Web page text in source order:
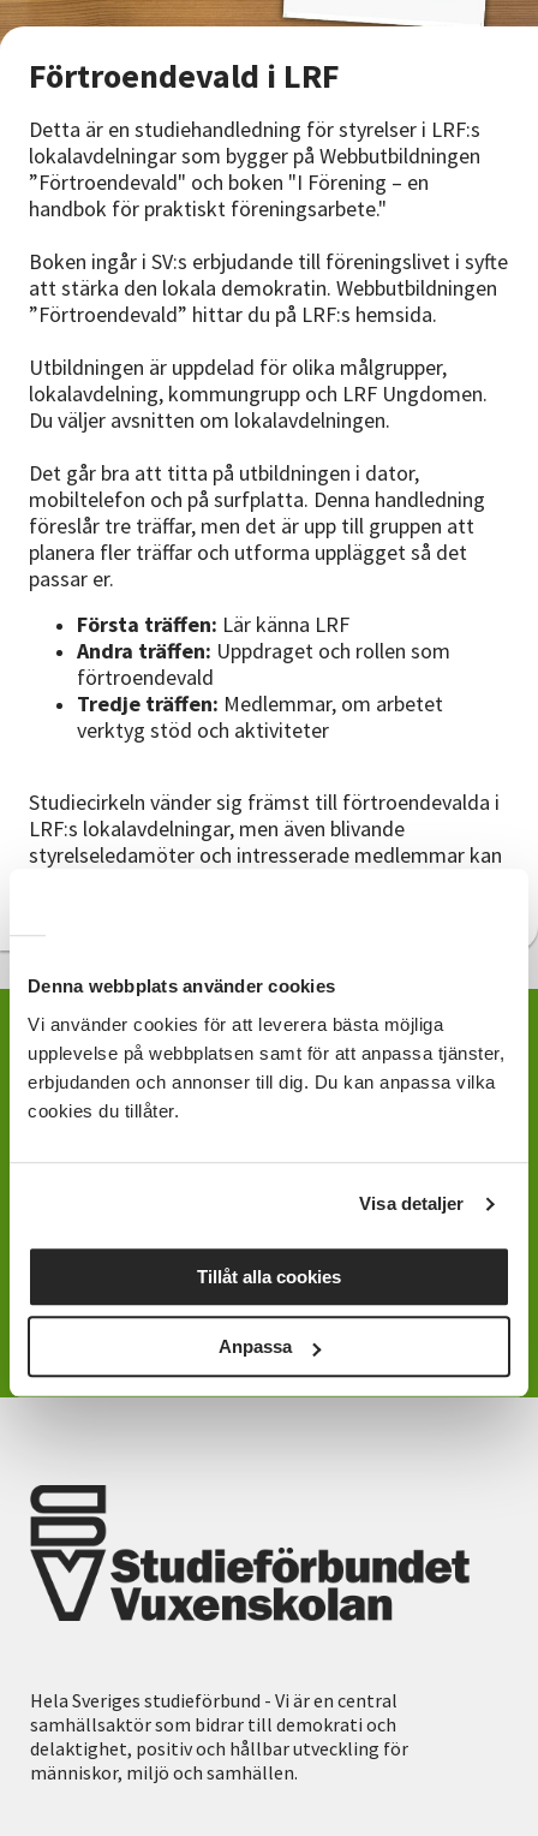
Denna webbplats använder cookies
Vi använder cookies för att leverera bästa möjliga
upplevelse på webbplatsen samt för att anpassa tjänster,
erbjudanden och annonser till dig. Du kan anpassa vilka
cookies du tillåter.
Visa detaljer
Tillåt alla cookies
Anpassa
Nyheter
Avdelningar
Lyssna
Förtroendevald i LRF
Detta är en studiehandledning för styrelser i LRF:s
lokalavdelningar som bygger på Webbutbildningen
”Förtroendevald" och boken "I Förening – en
handbok för praktiskt föreningsarbete."
Boken ingår i SV:s erbjudande till föreningslivet i syfte
att stärka den lokala demokratin. Webbutbildningen
”Förtroendevald” hittar du på LRF:s hemsida.
Utbildningen är uppdelad för olika målgrupper,
lokalavdelning, kommungrupp och LRF Ungdomen.
Du väljer avsnitten om lokalavdelningen.
Det går bra att titta på utbildningen i dator,
mobiltelefon och på surfplatta. Denna handledning
föreslår tre träffar, men det är upp till gruppen att
planera fler träffar och utforma upplägget så det
passar er.
Första träffen: Lär känna LRF
Andra träffen: Uppdraget och rollen som
förtroendevald
Tredje träffen: Medlemmar, om arbetet
verktyg stöd och aktiviteter
Studiecirkeln vänder sig främst till förtroendevalda i
LRF:s lokalavdelningar, men även blivande
styrelseledamöter och intresserade medlemmar kan
Kontakta din avdelning för
att få tillgång till
Hitta din lokala avdelning här
Hela Sveriges studieförbund - Vi är en central
samhällsaktör som bidrar till demokrati och
delaktighet, positiv och hållbar utveckling för
människor, miljö och samhällen.